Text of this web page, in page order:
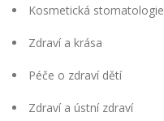
Kosmetická stomatologie
Zdraví a krása
Péče o zdraví dětí
Zdraví a ústní zdraví